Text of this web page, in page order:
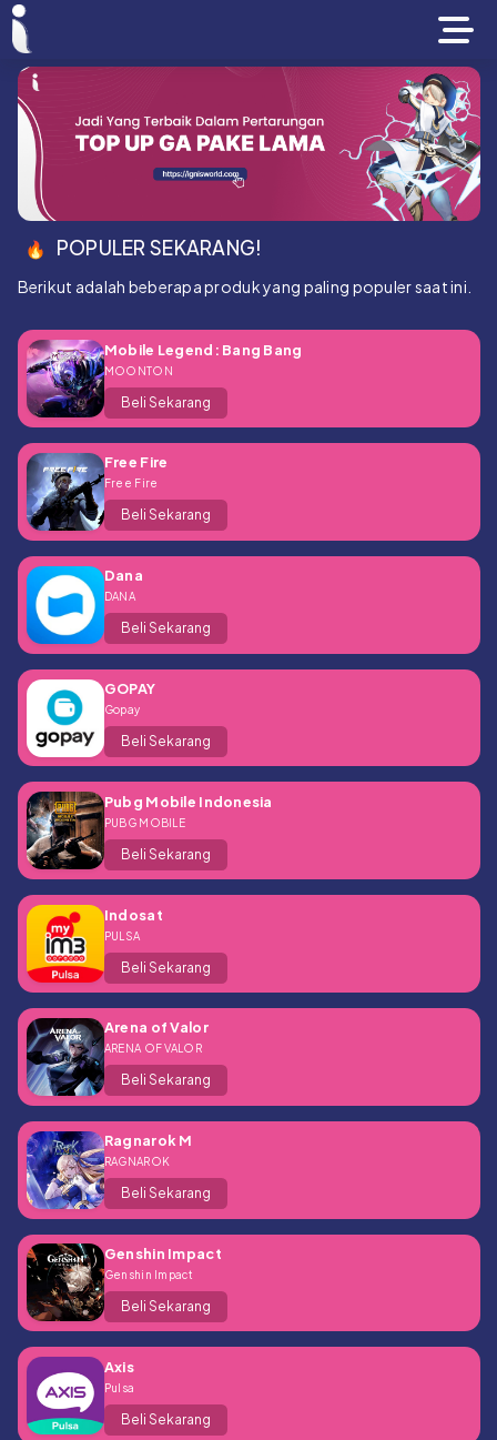
POPULER SEKARANG!
Berikut adalah beberapa produk yang paling populer saat ini.
Mobile Legend: Bang Bang
MOONTON
Beli Sekarang
Free Fire
Free Fire
Beli Sekarang
Dana
DANA
Beli Sekarang
GOPAY
Gopay
Beli Sekarang
Pubg Mobile Indonesia
PUBG MOBILE
Beli Sekarang
Indosat
PULSA
Beli Sekarang
Arena of Valor
ARENA OF VALOR
Beli Sekarang
Ragnarok M
RAGNAROK
Beli Sekarang
Genshin Impact
Genshin Impact
Beli Sekarang
Axis
Pulsa
Beli Sekarang